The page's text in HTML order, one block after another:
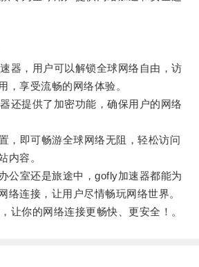
，用户可以解锁全球网络自由，访
，享受流畅的网络体验。
提供了加密功能，确保用户的网络
即可畅游全球网络无阻，轻松访问
内容。
室还是旅途中，gofly加速器都能为
络连接，让用户尽情畅玩网络世界。
你的网络连接更畅快、更安全！。